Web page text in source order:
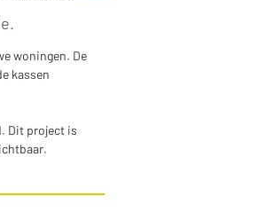
woningen. De
kassen
Dit project is